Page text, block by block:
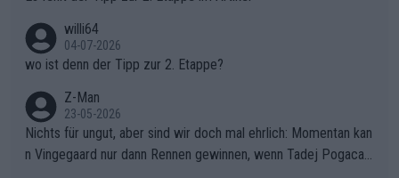
willi64
04-07-2026
wo ist denn der Tipp zur 2. Etappe?
Z-Man
23-05-2026
Nichts für ungut, aber sind wir doch mal ehrlich: Momentan kan
n Vingegaard nur dann Rennen gewinnen, wenn Tadej Pogacar